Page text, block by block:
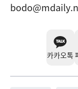
카카오톡